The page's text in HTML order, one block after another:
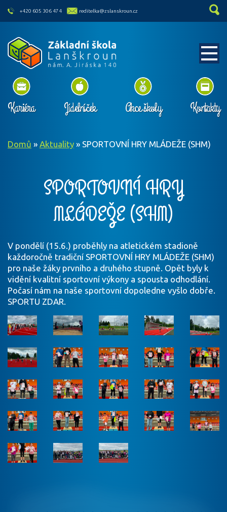
skip to main content
+420 605 306 474 reditelka@zslanskroun.cz
Kariéra Jídelníček Akce školy Kontakty
Domů » Aktuality » SPORTOVNÍ HRY MLÁDEŽE (SHM)
SPORTOVNÍ HRY
MLÁDEŽE (SHM)
V pondělí (15.6.) proběhly na atletickém stadioně
každoročně tradiční SPORTOVNÍ HRY MLÁDEŽE (SHM)
pro naše žáky prvního a druhého stupně. Opět byly k
vidění kvalitní sportovní výkony a spousta odhodlání.
Počasí nám na naše sportovní dopoledne vyšlo dobře.
SPORTU ZDAR.